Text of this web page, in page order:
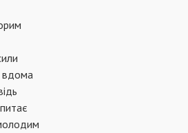
вдома